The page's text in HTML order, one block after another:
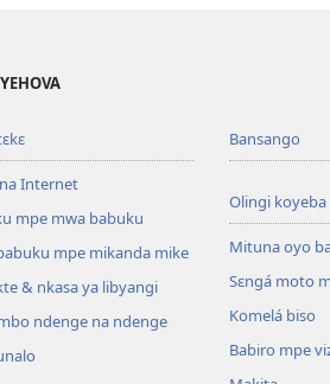
Internet
mpe mwa babuku
mpe mikanda mike
& nkasa ya libyangi
ndenge na ndenge
Bansango
Olingi koyeba
Mituna oyo
Sɛngá moto
Komelá biso
Babiro mpe